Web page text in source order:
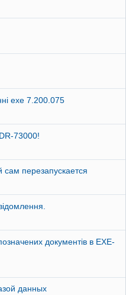
exe 7.200.075
73000!
перезапускается
документів в EXE-
данных